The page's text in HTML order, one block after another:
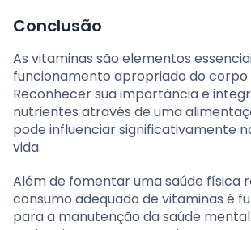
Conclusão
As vitaminas são elementos
funcionamento apropriado do corpo
Reconhecer sua importância e
nutrientes através de uma
pode influenciar significativamente
vida.
Além de fomentar uma saúde física
consumo adequado de vitaminas é
para a manutenção da saúde